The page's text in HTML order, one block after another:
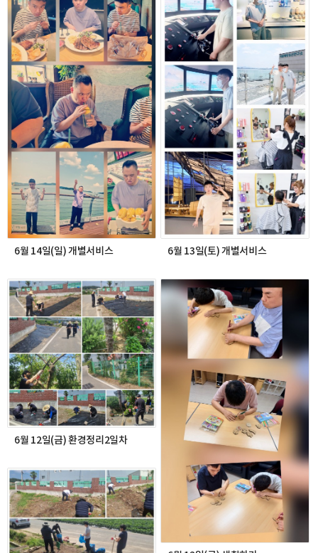
6월 14일(일) 개별서비스 6월 13일(토) 개별서비스
6월 12일(금) 환경정리2일차